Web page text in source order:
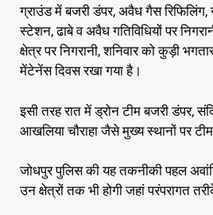
ग्राउंड में बजरी डंपर, अवैध गैस रिफिलिंग,
स्टेशन, ढाबे व अवैध गतिविधियों पर
क्षेत्र पर निगरानी, शनिवार को कुड़ी
मेंटेनेंस दिवस रखा गया है।
इसी तरह रात में ड्रोन टीम बजरी डंपर,
आखलिया चौराहा जैसे मुख्य स्थानों पर
जोधपुर पुलिस की यह तकनीकी पहल
उन क्षेत्रों तक भी होगी जहां परंपरागत